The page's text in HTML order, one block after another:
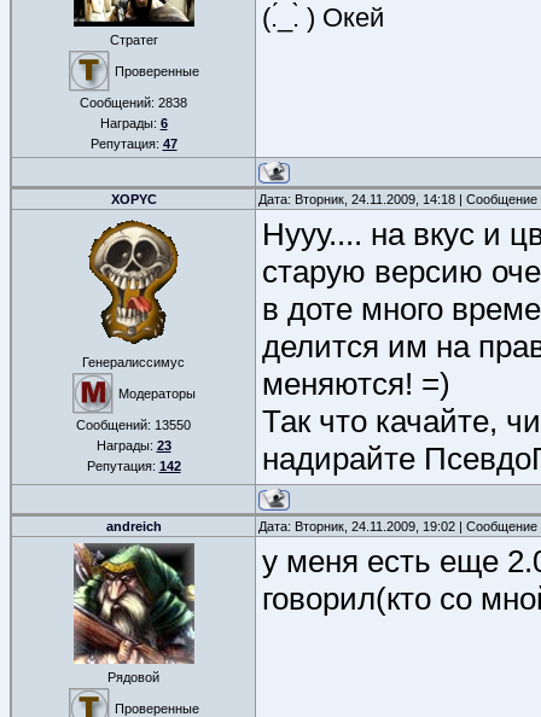
Стратег
Проверенные
Сообщений: 2838
Награды: 6
Репутация: 47
(.́_.̀ ) Окей
XOPYC Дата: Вторник, 24.11.2009, 14:18 |
Генералиссимус
Модераторы
Сообщений: 13550
Награды: 23
Репутация: 142
Нууу.... на вкус и
старую версию
в доте много
делится им на
меняются! =)
Так что качайте,
надирайте
andreich Дата: Вторник, 24.11.2009, 19:02 |
Рядовой
Проверенные
у меня есть еще
говорил(кто со